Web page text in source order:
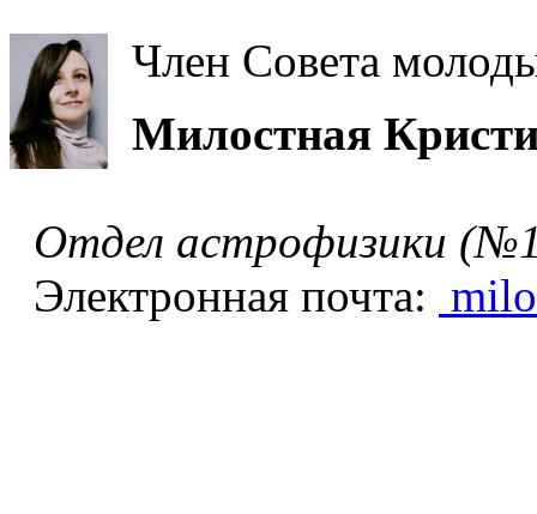
Член Совета
Милостная
Отдел астрофизики
Электронная почта: